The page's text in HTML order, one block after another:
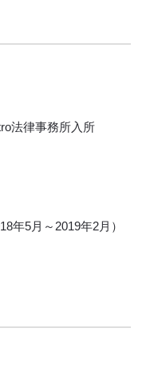
法律事務所入所
年5月～2019年2月）